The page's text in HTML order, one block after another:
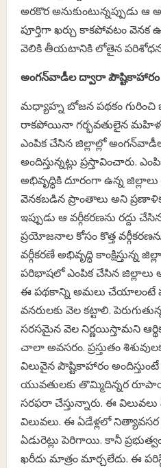
అరకొర అనుకుంటున్నప్పుడు
పూర్తిగా ఖర్చు కాకపోవటం
వెలికి తీయటానికి లోతైన పరిశోధన
అంగన్‌వాడీల ద్వారా పౌష్టికాహారం
మధ్యాహ్న బోజన పథకం గురించి
రాకపోయినా గర్భవతులైన
ఎంపిక చేసిన జిల్లాల్లో
అందిస్తున్నట్లు ప్రస్తావించారు.
అభివృద్ధికి దూరంగా ఉన్న
వెనకబడిన ప్రాంతాలు అని
ఇప్పుడు ఆ వర్గీకరణను రద్దు
ప్రయోజనాల కోసం కొత్త
వర్గీకరణే అభివృద్ధి కాంక్షిస్తున్న
పరిభాషలో ఎంపిక చేసిన జిల్లాలు
ఈ పథకాన్ని అమలు చేయాలంటే
వనరులకు వెల కట్టాలి.
సరసమైన వెల నిర్ణయిస్తామని
చాలా అవసరం. ప్రస్తుతం
విలువైన పౌష్టికాహారం
యువతులకు తొమ్మిదిన్నర
సరఫరా చేస్తున్నారు. ఈ విలువలు
విలువలు. ఈ ఏడేళ్లలో నిత్యావసర
ఏడురెట్లు పెరిగాయి. కానీ
ఖరీదు మాత్రం మార్చలేదు. ఈ